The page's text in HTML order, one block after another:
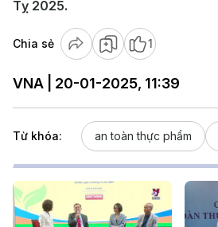
Tỵ 2025.
Chia sẻ 1
VNA | 20-01-2025, 11:39
Từ khóa: an toàn thực phẩm